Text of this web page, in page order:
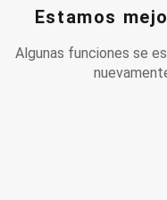
Estamos
Algunas funciones se